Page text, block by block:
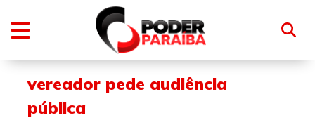
vereador pede audiência
pública